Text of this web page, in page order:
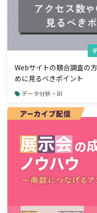
Webサイトの競合調査の
めに見るべきポイント
データ分析・BI